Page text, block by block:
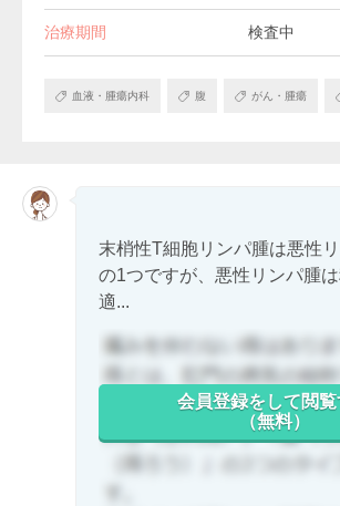
治療期間 検査中
血液・腫瘍内科 腹 がん・腫瘍
末梢性T細胞リンパ腫は悪性
の1つですが、悪性リンパ腫
適...
会員登録をして閲覧
（無料）